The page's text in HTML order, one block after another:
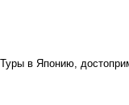
Туры в Японию,